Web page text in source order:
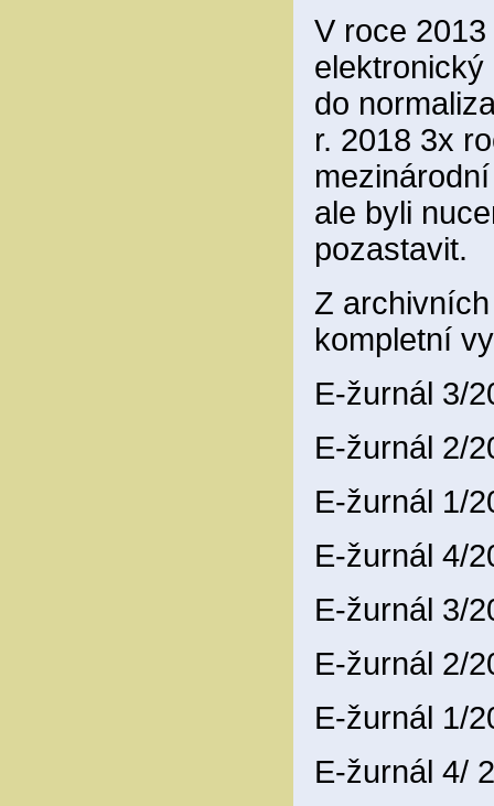
V roce
do
r. 2018 3x
ale byli
pozastavit.
Z
kompletní
E-žurnál 3/
E-žurnál 2/
E-žurnál 1/
E-žurnál 4/
E-žurnál 3/
E-žurnál 2/
E-žurnál 1/
E-žurnál 4/